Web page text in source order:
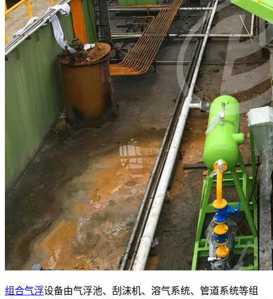
组合气浮设备由气浮池、刮沫机、溶气系统、管道系统等组